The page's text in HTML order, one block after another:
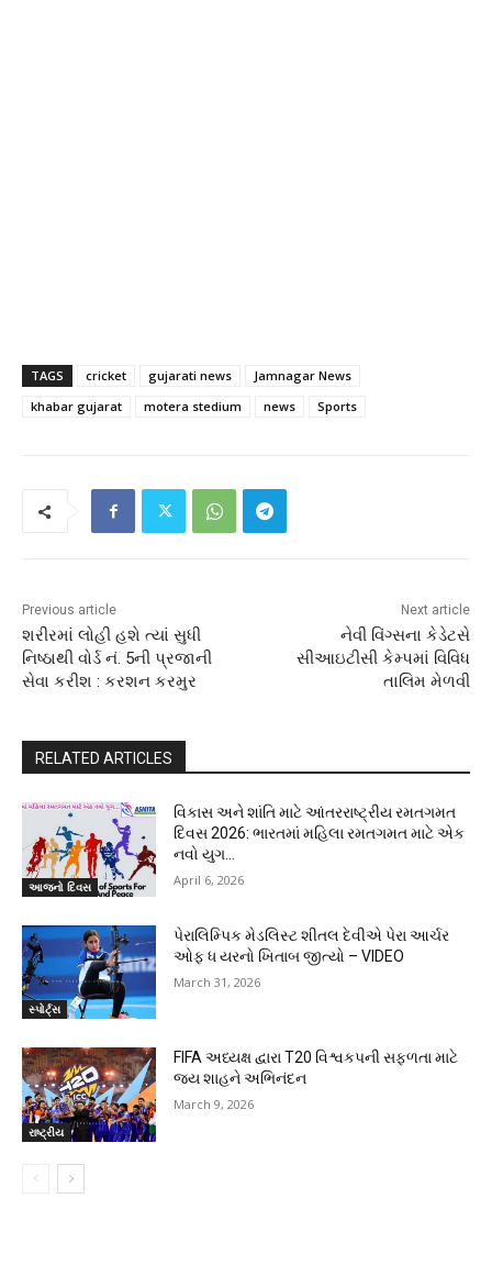
TAGS cricket gujarati news
Jamnagar News
khabar gujarat
motera stedium news Sports
Previous article
શરીરમાં લોહી હશે ત્યાં સુધી
નિષ્ઠાથી વોર્ડ નં. 5ની પ્રજાની
સેવા કરીશ : કરશન કરમુર
Next article
નેવી વિંગ્સના કેડેટસે
સીઆઇટીસી કેમ્પમાં વિવિધ
તાલિમ મેળવી
RELATED ARTICLES
આજનો દિવસ
વિકાસ અને શાંતિ માટે આંતરરાષ્ટ્રીય રમતગમત
દિવસ 2026: ભારતમાં મહિલા રમતગમત માટે એક
નવો યુગ…
April 6, 2026
સ્પોર્ટ્સ
પેરાલિમ્પિક મેડલિસ્ટ શીતલ દેવીએ પેરા આર્ચર
ઓફ ધ યરનો ખિતાબ જીત્યો – VIDEO
March 31, 2026
રાષ્ટ્રીય
FIFA અધ્યક્ષ દ્વારા T20 વિશ્વકપની સફળતા માટે
જય શાહને અભિનંદન
March 9, 2026